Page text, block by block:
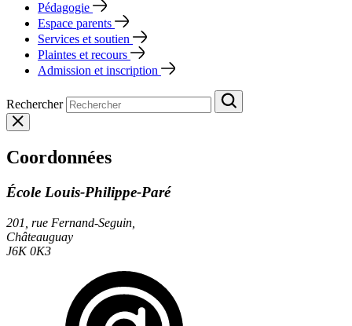
Pédagogie
Espace parents
Services et soutien
Plaintes et recours
Admission et inscription
Rechercher
Coordonnées
École Louis-Philippe-Paré
201, rue Fernand-Seguin,
Châteauguay
J6K 0K3